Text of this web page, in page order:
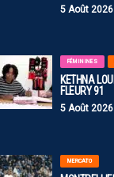
5 Août 2026
FÉMININES
KETHNA
FLEURY 91
5 Août 2026
MERCATO